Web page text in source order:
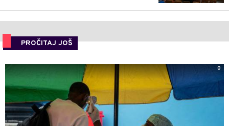
PROČITAJ JOŠ
0